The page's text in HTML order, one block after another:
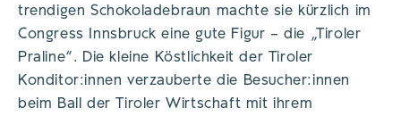
trendigen Schokoladebraun machte sie kürzlich im
Congress Innsbruck eine gute Figur – die „Tiroler
Praline“. Die kleine Köstlichkeit der Tiroler
Konditor:innen verzauberte die Besucher:innen
beim Ball der Tiroler Wirtschaft mit ihrem